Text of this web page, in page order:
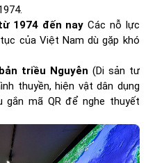
1974 đến nay Các nỗ lực
của Việt Nam dù gặp khó
triều Nguyễn (Di sản tư
thuyền, hiện vật dân dụng
mã QR để nghe thuyết